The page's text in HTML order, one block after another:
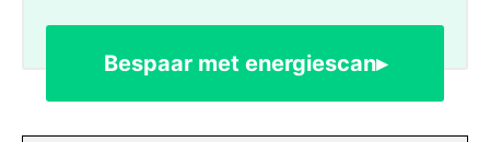
Bespaar met energiescan▸